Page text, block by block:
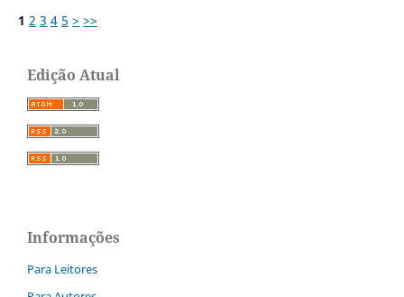
1 2 3 4 5 > >>
Edição Atual
Informações
Para Leitores